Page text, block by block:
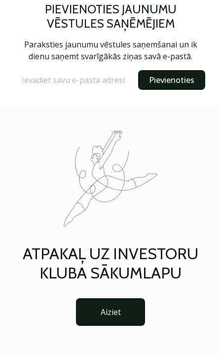
PIEVIENOTIES JAUNUMU
VĒSTULES SAŅĒMĒJIEM
Paraksties jaunumu vēstules saņemšanai un ik
dienu saņemt svarīgākās ziņas savā e-pastā.
Pievienoties
ATPAKAĻ UZ INVESTORU
KLUBA SĀKUMLAPU
Aiziet